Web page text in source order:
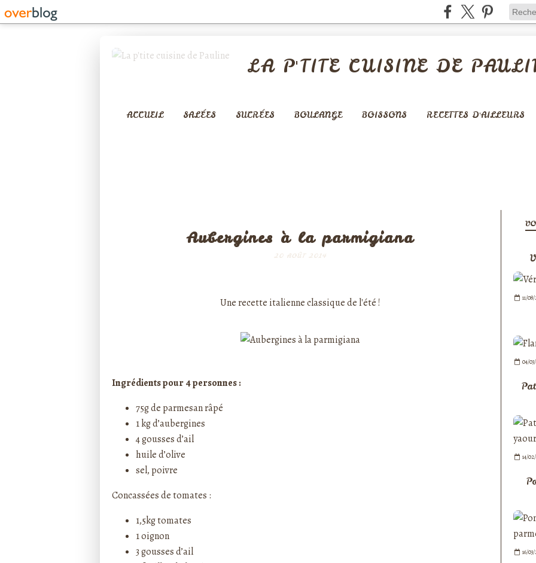
LA P'TITE CUISINE DE
ACCUEIL SALÉES SUCRÉES BOULANGE BOISSONS RECETTES D'AILLEURS
Aubergines à la parmigiana
20 AOÛT 2014
Une recette italienne classique de l'été !
Ingrédients pour 4 personnes :
75g de parmesan râpé
1 kg d’aubergines
4 gousses d’ail
huile d’olive
sel, poivre
​Concassées de tomates :
1,5kg tomates
1 oignon
3 gousses d’ail
11/
04/
14/
16/